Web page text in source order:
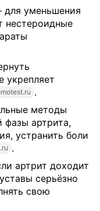
уменьшения
нестероидные
укрепляет
.
методы
фазы артрита,
устранить боли
.
артрит доходит
серьёзно
свою